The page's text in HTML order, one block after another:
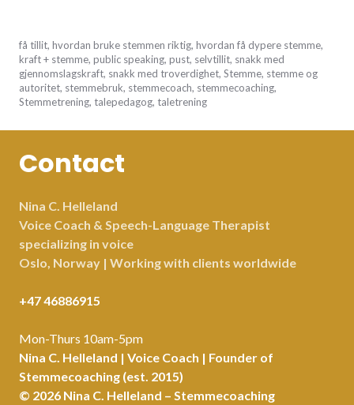
mars
23,
2017
få tillit, hvordan bruke stemmen riktig, hvordan få dypere stemme,
kraft + stemme, public speaking, pust, selvtillit, snakk med
gjennomslagskraft, snakk med troverdighet, Stemme, stemme og
autoritet, stemmebruk, stemmecoach, stemmecoaching,
Stemmetrening, talepedagog, taletrening
Contact
Nina C. Helleland
Voice Coach & Speech-Language Therapist
specializing in voice
Oslo, Norway | Working with clients worldwide
+47 46886915
Mon-Thurs 10am-5pm
Nina C. Helleland | Voice Coach | Founder of
Stemmecoaching (est. 2015)
© 2026 Nina C. Helleland – Stemmecoaching